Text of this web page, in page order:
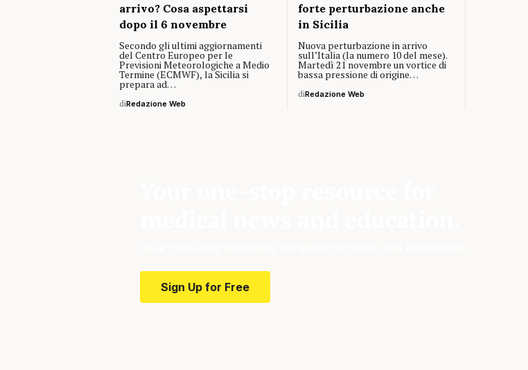
arrivo? Cosa aspettarsi
dopo il 6 novembre
Secondo gli ultimi aggiornamenti
del Centro Europeo per le
Previsioni Meteorologiche a Medio
Termine (ECMWF), la Sicilia si
prepara ad…
diRedazione Web
forte perturbazione anche
in Sicilia
Nuova perturbazione in arrivo
sull’Italia (la numero 10 del mese).
Martedì 21 novembre un vortice di
bassa pressione di origine…
diRedazione Web
Sign Up for Free